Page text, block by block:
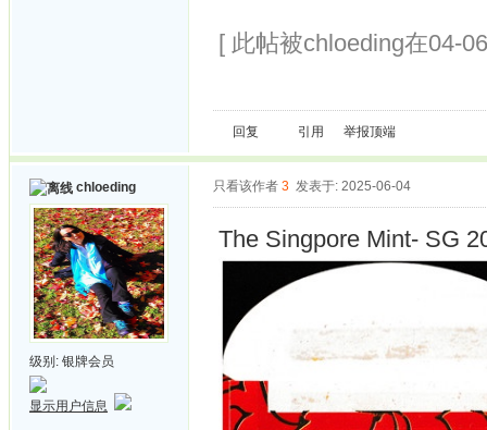
[ 此帖被chloeding在04-
回复 引用 举报顶端
chloeding
级别: 银牌会员
显示用户信息
只看该作者 3 发表于: 2025-06-04
The Singpore Mint- SG